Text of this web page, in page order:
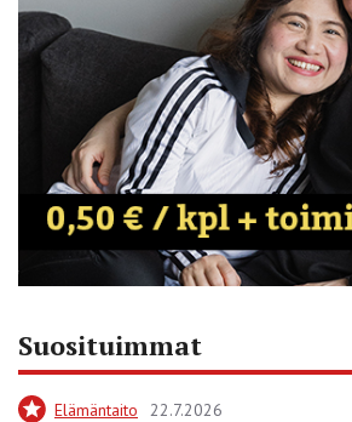
Suosituimmat
Elämäntaito 22.7.2026